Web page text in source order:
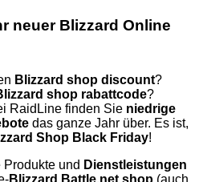
neuer Blizzard Online
Blizzard shop discount?
shop rabattcode?
RaidLine finden Sie niedrige
das ganze Jahr über. Es ist,
Shop Black Friday!
und Dienstleistungen
Blizzard Battle.net shop (auch